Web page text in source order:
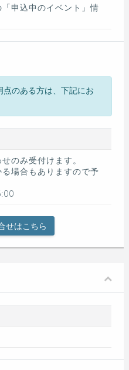
申込中のイベント」情
のある方は、下記にお
のみ受付けます。
場合もありますので予
せはこちら